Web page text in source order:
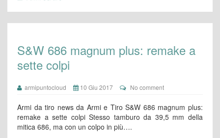
S&W 686 magnum plus: remake a
sette colpi
armipuntocloud 10 Giu 2017 No comment
Armi da tiro news da Armi e Tiro S&W 686 magnum plus:
remake a sette colpi Stesso tamburo da 39,5 mm della
mitica 686, ma con un colpo in più….